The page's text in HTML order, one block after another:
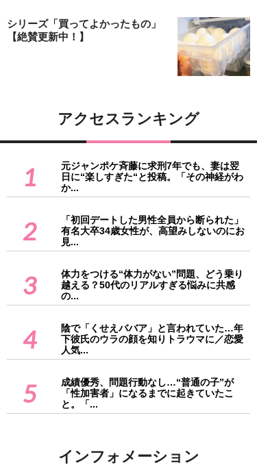
シリーズ「買ってよかったもの」
【絶賛更新中！】
アクセスランキング
1
元ジャンポケ斉藤に求刑7年でも、妻は翌
日に“楽しすぎた“と投稿。「その神経がわ
か...
2
「初回デートした男性全員から断られた」
有名大卒34歳女性が、高望みしないのにお
見...
3
体力をつける“体力がない”問題、どう乗り
越える？50代のリアルすぎる悩みに共感
の...
4
陰で「くせえババア」と言われていた…年
下彼氏のウラの顔を知りトラウマに／恋愛
人気...
5
成績優秀、問題行動なし…“普通の子”が
「性加害者」になるまでに起きていたこ
と。「...
インフォメーション